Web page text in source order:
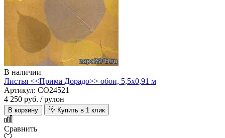
В наличии
Листья <<Прима Дорадо>> обои, 5,5х0,91 м
Артикул: CO24521
4 250 руб. / рулон
В корзину Купить в 1 клик
Сравнить